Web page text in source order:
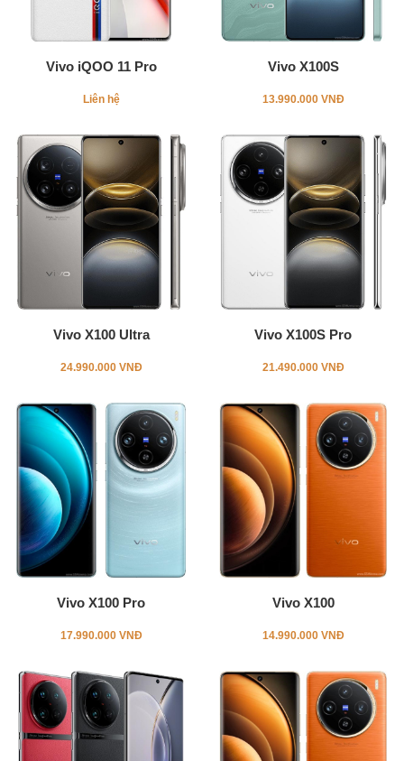
Vivo iQOO 11 Pro
Liên hệ
Vivo X100S
13.990.000 VNĐ
Vivo X100 Ultra
24.990.000 VNĐ
Vivo X100S Pro
21.490.000 VNĐ
Vivo X100 Pro
17.990.000 VNĐ
Vivo X100
14.990.000 VNĐ